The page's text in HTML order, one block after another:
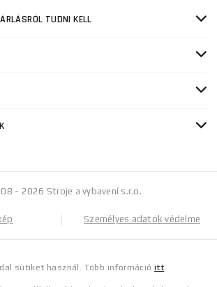
TUDNI KELL
- 2026 Stroje a vybavení s.r.o.
Személyes adatok védelme
sütiket használ. Több információitt.